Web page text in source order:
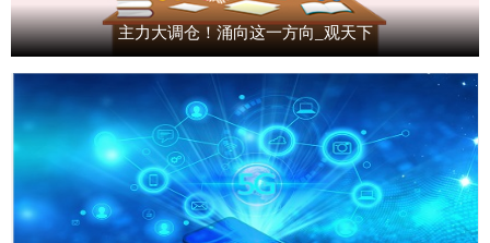
主力大调仓！涌向这一方向_观天下